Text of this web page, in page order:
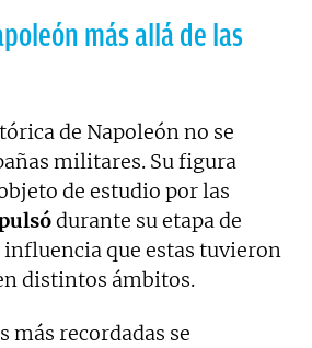
más allá de las
de Napoleón no se
militares. Su figura
de estudio por las
durante su etapa de
que estas tuvieron
distintos ámbitos.
más recordadas se